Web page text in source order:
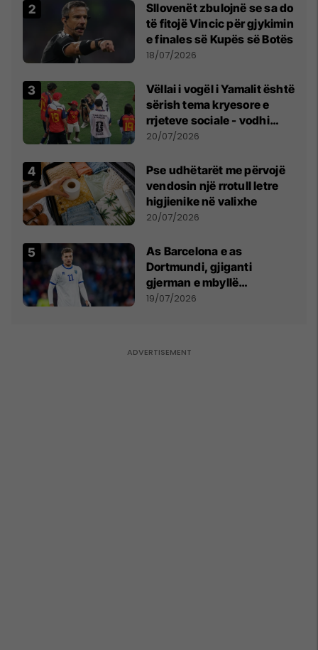
Sllovenët zbulojnë se sa do
të fitojë Vincic për gjykimin
e finales së Kupës së Botës
18/07/2026
Vëllai i vogël i Yamalit është
sërish tema kryesore e
rrjeteve sociale - vodhi
vëmendjen pas finales së
20/07/2026
Pse udhëtarët me përvojë
vendosin një rrotull letre
higjienike në valixhe
20/07/2026
As Barcelona e as
Dortmundi, gjiganti
gjerman e mbyllë
marrëveshjen për Fisnik
19/07/2026